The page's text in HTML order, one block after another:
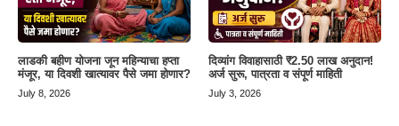
लाडकी बहीण योजना जून महिन्याचा हप्ता
मंजूर, या दिवशी खात्यावर पैसे जमा होणार?
July 8, 2026
दिव्यांग विवाहासाठी ₹2.50 लाख अनुदान!
अर्ज सुरू, पात्रता व संपूर्ण माहिती
July 3, 2026